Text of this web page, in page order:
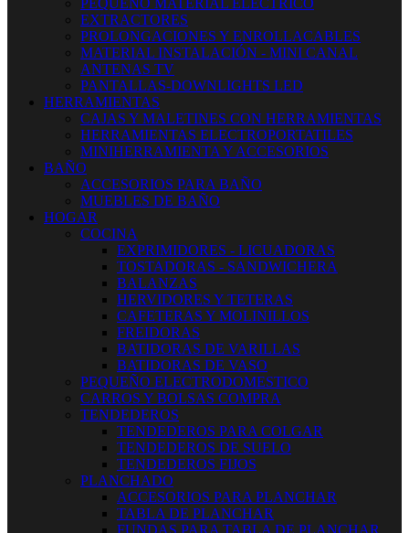
PEQUEÑO MATERIAL ELECTRICO
EXTRACTORES
PROLONGACIONES Y ENROLLACABLES
MATERIAL INSTALACIÓN - MINI CANAL
ANTENAS TV
PANTALLAS-DOWNLIGHTS LED
HERRAMIENTAS
CAJAS Y MALETINES CON HERRAMIENTAS
HERRAMIENTAS ELECTROPORTATILES
MINIHERRAMIENTA Y ACCESORIOS
BAÑO
ACCESORIOS PARA BAÑO
MUEBLES DE BAÑO
HOGAR
COCINA
EXPRIMIDORES - LICUADORAS
TOSTADORAS - SANDWICHERA
BALANZAS
HERVIDORES Y TETERAS
CAFETERAS Y MOLINILLOS
FREIDORAS
BATIDORAS DE VARILLAS
BATIDORAS DE VASO
PEQUEÑO ELECTRODOMESTICO
CARROS Y BOLSAS COMPRA
TENDEDEROS
TENDEDEROS PARA COLGAR
TENDEDEROS DE SUELO
TENDEDEROS FIJOS
PLANCHADO
ACCESORIOS PARA PLANCHAR
TABLA DE PLANCHAR
FUNDAS PARA TABLA DE PLANCHAR